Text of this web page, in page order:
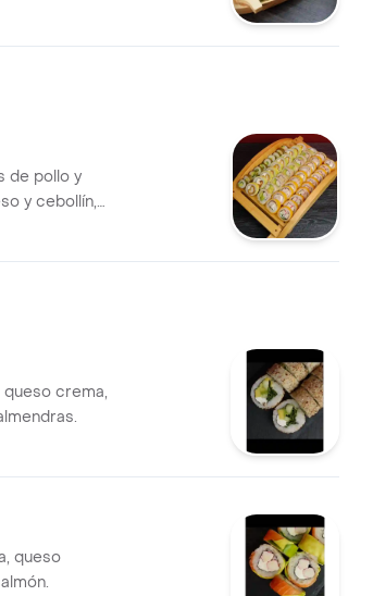
palta,
de pollo y
y cebollín,
y queso,
queso crema,
queso